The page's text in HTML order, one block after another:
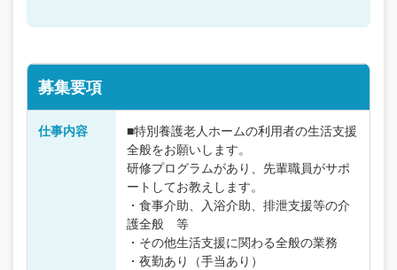
募集要項
仕事内容
■特別養護老人ホームの利用者の生活支援
全般をお願いします。
研修プログラムがあり、先輩職員がサポ
ートしてお教えします。
・食事介助、入浴介助、排泄支援等の介
護全般 等
・その他生活支援に関わる全般の業務
・夜勤あり（手当あり）